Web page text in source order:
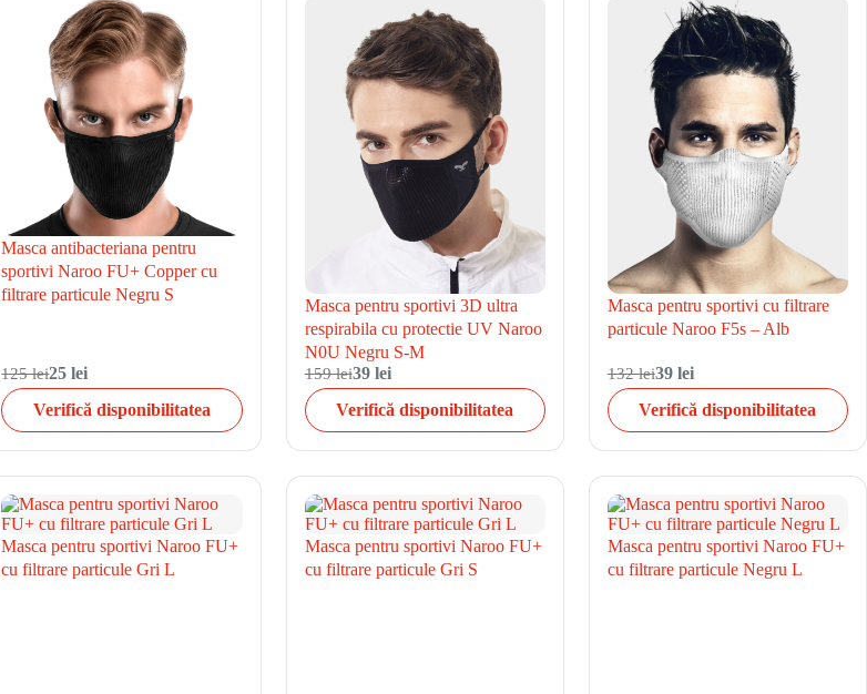
Masca antibacteriana pentru
sportivi Naroo FU+ Copper cu
filtrare particule Negru S
125 lei25 lei
Verifică disponibilitatea
Masca pentru sportivi 3D ultra
respirabila cu protectie UV Naroo
N0U Negru S-M
159 lei39 lei
Verifică disponibilitatea
Masca pentru sportivi cu filtrare
particule Naroo F5s – Alb
132 lei39 lei
Verifică disponibilitatea
Masca pentru sportivi Naroo FU+
cu filtrare particule Gri L
Masca pentru sportivi Naroo FU+
cu filtrare particule Gri S
Masca pentru sportivi Naroo FU+
cu filtrare particule Negru L